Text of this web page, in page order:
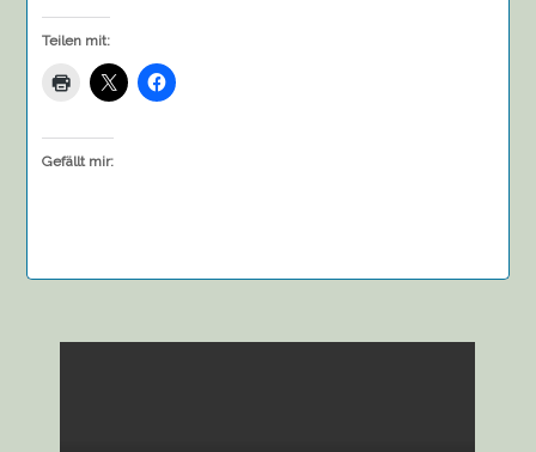
Teilen mit:
Gefällt mir: